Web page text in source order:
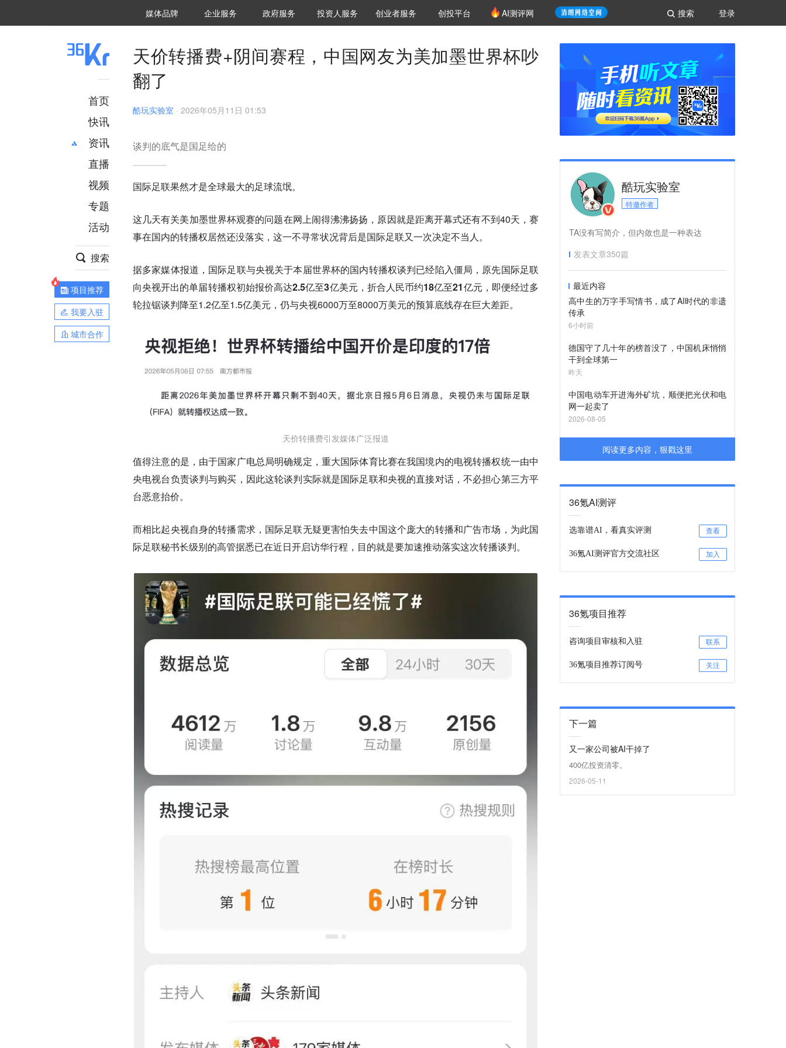
登录
搜索
媒体品牌 36Kr研究院
企业服务 城市之窗
政府服务 VClub投资机构库
投资机构职位推介
投资人服务 创投氪堂
创业者服务 创投平台 AI测评网
首页
快讯
资讯
推荐
财经
项目推荐
安徽
直播
视频
专题
活动
搜索
项目推荐
我要入驻
城市合作
天价转播费+阴间赛程，中国网友为美加墨世界杯吵
翻了
酷玩实验室 · 2026年05月11日 01:53
谈判的底气是国足给的
国际足联果然才是全球最大的足球流氓。
这几天有关美加墨世界杯观赛的问题在网上闹得沸沸扬扬，原因就是距离开幕式还有不到40天，赛
事在国内的转播权居然还没落实，这一不寻常状况背后是国际足联又一次决定不当人。
据多家媒体报道，国际足联与央视关于本届世界杯的国内转播权谈判已经陷入僵局， 原先国际足联
向央视开出的单届转播权初始报价高达2.5亿至3亿美元，折合人民币约18亿至21亿元， 即便经过多
轮拉锯谈判降至1.2亿至1.5亿美元，仍与央视6000万至8000万美元的预算底线存在巨大差距。
天价转播费引发媒体广泛报道
值得注意的是，由于国家广电总局明确规定，重大国际体育比赛在我国境内的电视转播权统一由中
央电视台负责谈判与购买，因此这轮谈判实际就是国际足联和央视的直接对话， 不必担心第三方平
台恶意抬价。
而相比起央视自身的转播需求， 国际足联无疑更害怕失去中国这个庞大的转播和广告市场， 为此国
际足联秘书长级别的高管据悉已在近日开启访华行程，目的就是要加速推动落实这次转播谈判。
酷玩实验室
特邀作者
TA没有写简介，但内敛也是一种表达
发表文章350篇
最近内容
高中生的万字手写情书，成了AI时代的非遗
传承
6小时前
德国守了几十年的榜首没了，中国机床悄悄
干到全球第一
昨天
中国电动车开进海外矿坑，顺便把光伏和电
网一起卖了
2026-08-05
阅读更多内容，狠戳这里
36氪AI测评
选靠谱AI，看真实评测 查看
36氪AI测评官方交流社区 加入
36氪项目推荐
咨询项目审核和入驻 联系
36氪项目推荐订阅号 关注
下一篇
又一家公司被AI干掉了
400亿投资清零。
2026-05-11